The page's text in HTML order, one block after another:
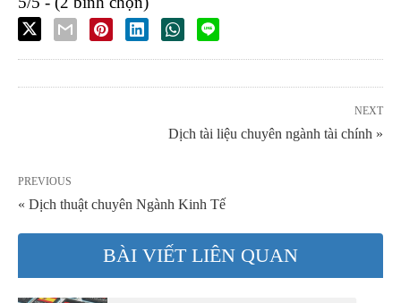
NEXT
Dịch tài liệu chuyên ngành tài chính »
PREVIOUS
« Dịch thuật chuyên Ngành Kinh Tế
BÀI VIẾT LIÊN QUAN